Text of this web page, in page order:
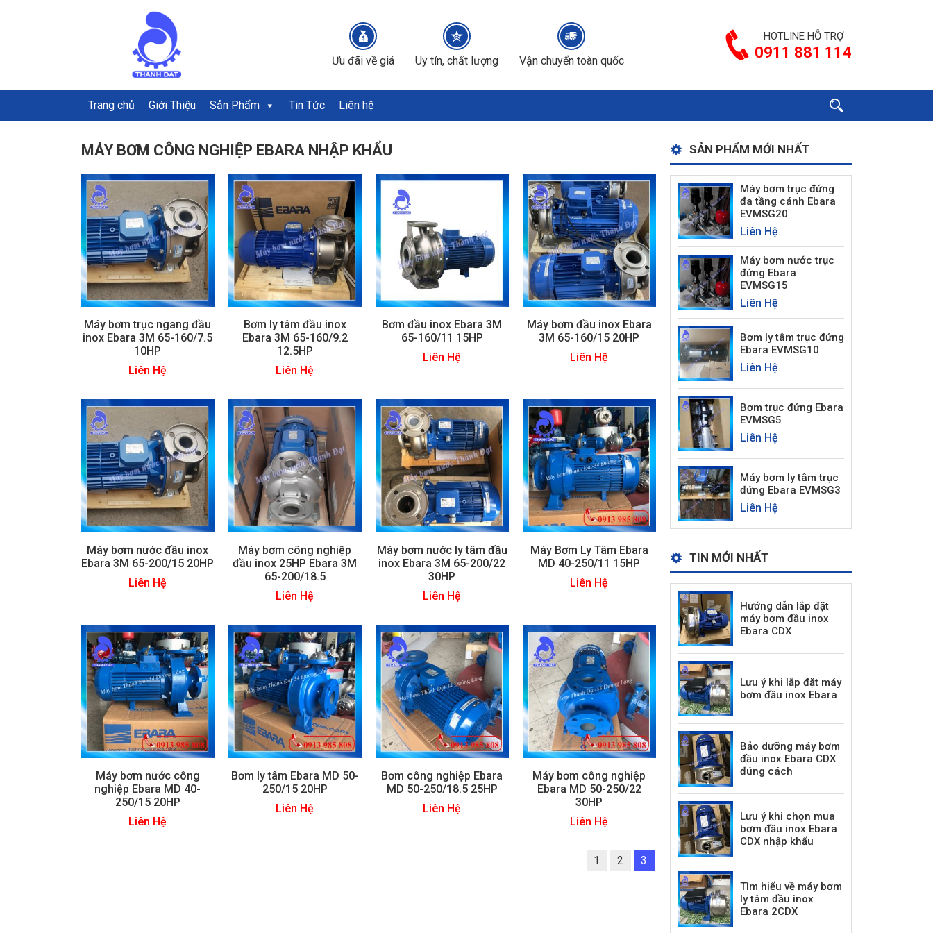
Ưu đãi về giá Uy tín, chất lượng Vận chuyển toàn quốc
HOTLINE HỖ TRỢ
0911 881 114
Trang chủ Giới Thiệu Sản Phẩm Tin Tức Liên hệ
MÁY BƠM CÔNG NGHIỆP EBARA NHẬP KHẨU
Máy bơm trục ngang đầu
inox Ebara 3M 65-160/7.5
10HP
Liên Hệ
Bơm ly tâm đầu inox
Ebara 3M 65-160/9.2
12.5HP
Liên Hệ
Bơm đầu inox Ebara 3M
65-160/11 15HP
Liên Hệ
Máy bơm đầu inox Ebara
3M 65-160/15 20HP
Liên Hệ
Máy bơm nước đầu inox
Ebara 3M 65-200/15 20HP
Liên Hệ
Máy bơm công nghiệp
đầu inox 25HP Ebara 3M
65-200/18.5
Liên Hệ
Máy bơm nước ly tâm đầu
inox Ebara 3M 65-200/22
30HP
Liên Hệ
Máy Bơm Ly Tâm Ebara
MD 40-250/11 15HP
Liên Hệ
Máy bơm nước công
nghiệp Ebara MD 40-
250/15 20HP
Liên Hệ
Bơm ly tâm Ebara MD 50-
250/15 20HP
Liên Hệ
Bơm công nghiệp Ebara
MD 50-250/18.5 25HP
Liên Hệ
Máy bơm công nghiệp
Ebara MD 50-250/22
30HP
Liên Hệ
1 2 3
SẢN PHẨM MỚI NHẤT
Máy bơm trục đứng
đa tầng cánh Ebara
EVMSG20
Liên Hệ
Máy bơm nước trục
đứng Ebara
EVMSG15
Liên Hệ
Bơm ly tâm trục đứng
Ebara EVMSG10
Liên Hệ
Bơm trục đứng Ebara
EVMSG5
Liên Hệ
Máy bơm ly tâm trục
đứng Ebara EVMSG3
Liên Hệ
TIN MỚI NHẤT
Hướng dẫn lắp đặt
máy bơm đầu inox
Ebara CDX
Lưu ý khi lắp đặt máy
bơm đầu inox Ebara
Bảo dưỡng máy bơm
đầu inox Ebara CDX
đúng cách
Lưu ý khi chọn mua
bơm đầu inox Ebara
CDX nhập khẩu
Tìm hiểu về máy bơm
ly tâm đầu inox
Ebara 2CDX